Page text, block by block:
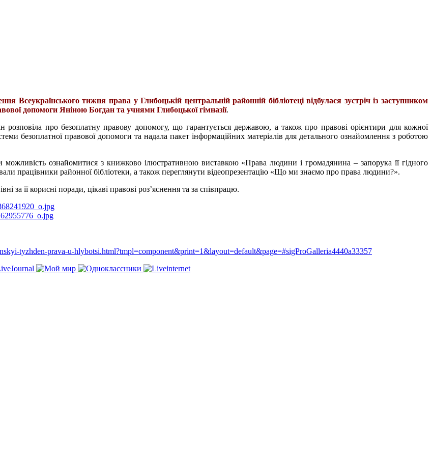
Всеукраїнського тижня права у Глибоцькій центральній районній бібліотеці відбулася зустріч із заступником
допомоги Яніною Богдан та учнями Глибоцької гімназії.
розповіла про безоплатну правову допомогу, що гарантується державою, а також про правові орієнтири для кожної
безоплатної правової допомоги та надала пакет інформаційних матеріалів для детального ознайомлення з роботою
можливість ознайомитися з книжково ілюстративною виставкою «Права людини і громадянина – запорука її гідного
працівники районної бібліотеки, а також переглянути відеопрезентацію «Що ми знаємо про права людини?».
за її корисні поради, цікаві правові роз’яснення та за співпрацю.
tyzhden-prava-u-hlybotsi.html?tmpl=component&print=1&layout=default&page=#sigProGalleria4440a33357